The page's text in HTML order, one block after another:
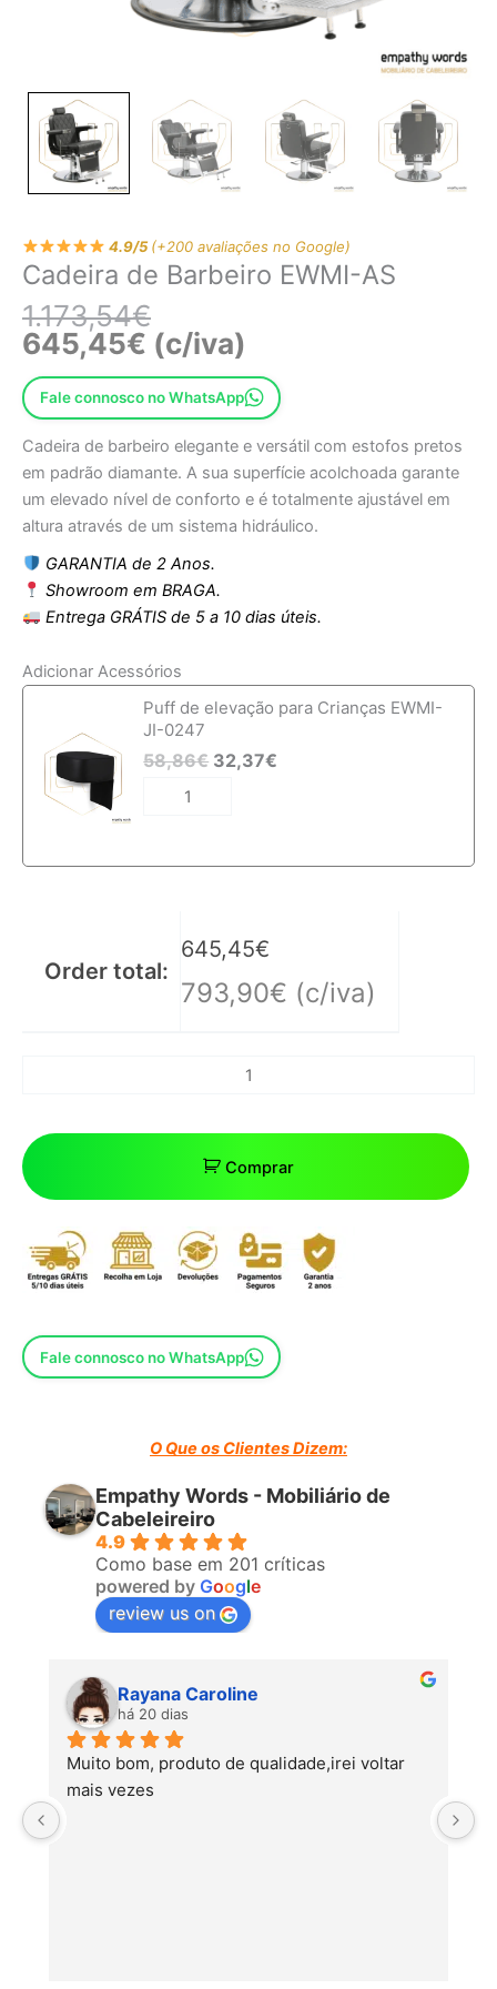
4.9/5(+200 avaliações no Google)
Cadeira de Barbeiro EWMI-AS
1.173,54€
645,45€ (c/iva)
Fale connosco no WhatsApp
Cadeira de barbeiro elegante e versátil com estofos pretos
em padrão diamante. A sua superfície acolchoada garante
um elevado nível de conforto e é totalmente ajustável em
altura através de um sistema hidráulico.
GARANTIA de 2 Anos.
Showroom em BRAGA.
Entrega GRÁTIS de 5 a 10 dias úteis.
Adicionar Acessórios
Puff de elevação para Crianças EWMI-
JI-0247
58,86€ 32,37€
Quantidade
de
Cadeira
de
Barbeiro
EWMI-
Order total:
645,45€
793,90€ (c/iva)
Comprar
Fale connosco no WhatsApp
O Que os Clientes Dizem:
Empathy Words - Mobiliário de
Cabeleireiro
4.9
Como base em 201 críticas
powered by Google
review us on
Ana Cunha
há 25 dias